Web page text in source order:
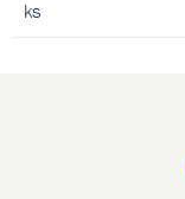
ks